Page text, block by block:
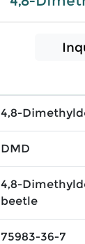
4,8-
DMD
4,8-
beetle
75983-36-7